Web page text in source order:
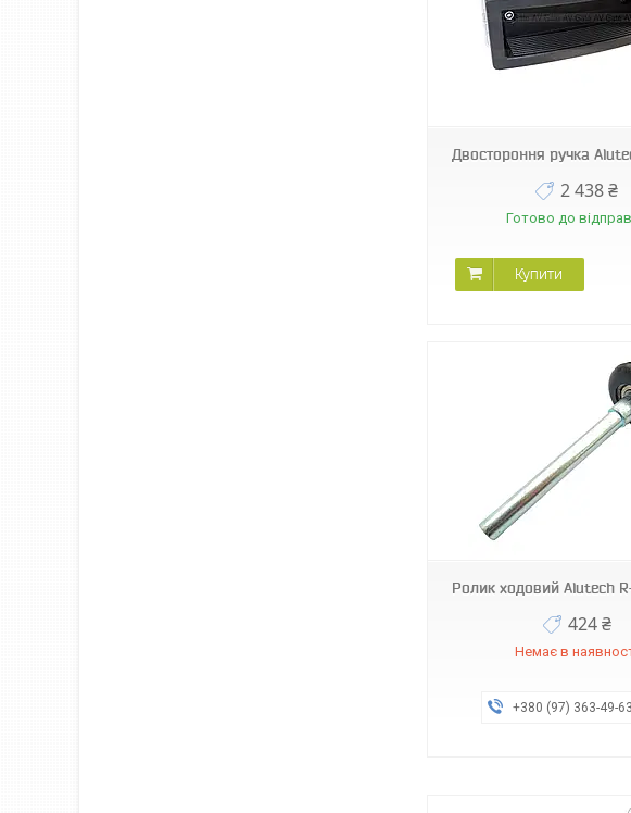
Двостороння ручка
2 438 ₴
Готово до
Купити
Ролик ходовий Alutech
424 ₴
Немає в
+380 (97) 363-49-63
RBI446L